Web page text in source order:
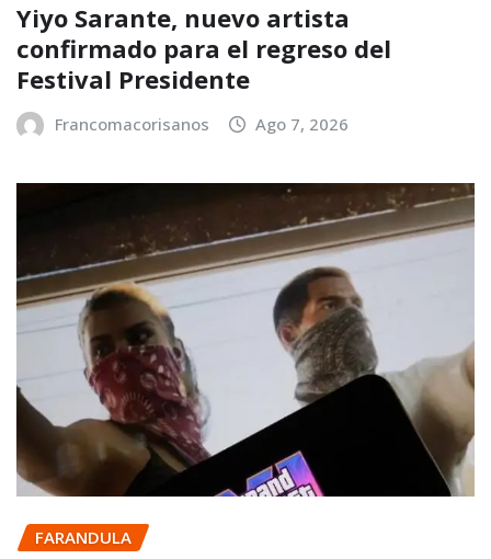
Yiyo Sarante, nuevo artista
confirmado para el regreso del
Festival Presidente
Francomacorisanos Ago 7, 2026
FARANDULA